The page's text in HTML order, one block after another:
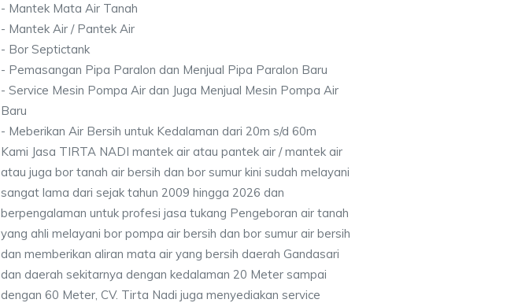
- Mantek Mata Air Tanah
- Mantek Air / Pantek Air
- Bor Septictank
- Pemasangan Pipa Paralon dan Menjual Pipa Paralon Baru
- Service Mesin Pompa Air dan Juga Menjual Mesin Pompa Air
Baru
- Meberikan Air Bersih untuk Kedalaman dari 20m s/d 60m
Kami Jasa TIRTA NADI mantek air atau pantek air / mantek air
atau juga bor tanah air bersih dan bor sumur kini sudah melayani
sangat lama dari sejak tahun 2009 hingga 2026 dan
berpengalaman untuk profesi jasa tukang Pengeboran air tanah
yang ahli melayani bor pompa air bersih dan bor sumur air bersih
dan memberikan aliran mata air yang bersih daerah Gandasari
dan daerah sekitarnya dengan kedalaman 20 Meter sampai
dengan 60 Meter, CV. Tirta Nadi juga menyediakan service